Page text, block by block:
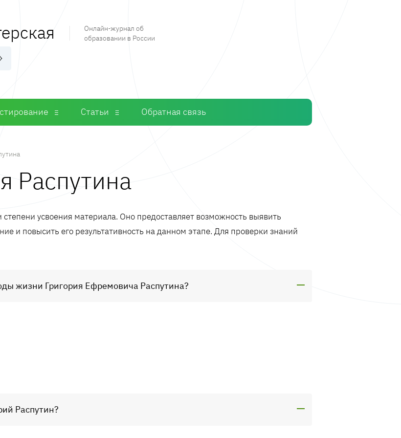
Онлайн-журнал об
образовании в России
Статьи Обратная связь
Распутина
усвоения материала. Оно предоставляет возможность выявить
и повысить его результативность на данном этапе. Для проверки знаний
жизни Григория Ефремовича Распутина?
Распутин?